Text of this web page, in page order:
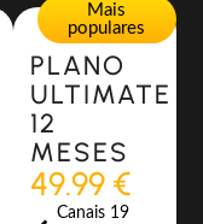
Mais
populares
PLANO
ULTIMATE
12
MESES
49.99 €
Canais 19